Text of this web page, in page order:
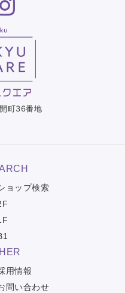
町36番地
ョップ検索
用情報
問い合わせ